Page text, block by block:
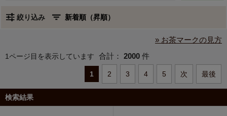
絞り込み
» お茶マークの見方
1ページ目を表示しています 合計： 2000 件
1 2 3 4 5 次 最後
検索結果